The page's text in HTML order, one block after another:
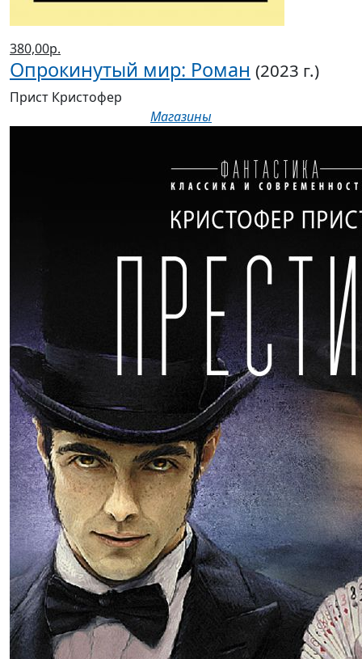
380,00р.
Опрокинутый мир: Роман (2023 г.)
Прист Кристофер
Магазины